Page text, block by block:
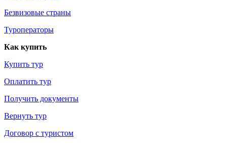
Безвизовые страны
Туроператоры
Как купить
Купить тур
Оплатить тур
Получить документы
Вернуть тур
Договор с туристом